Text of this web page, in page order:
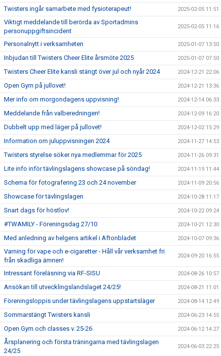
Twisters ingår samarbete med fysioterapeut! 2025-02-05 11:51
Viktigt meddelande till berörda av Sportadmins
personuppgiftsincident
2025-02-05 11:16
Personalnytt i verksamheten 2025-01-07 13:50
Inbjudan till Twisters Cheer Elite årsmöte 2025 2025-01-07 07:50
Twisters Cheer Elite kansli stängt över jul och nyår 2024 2024-12-21 22:06
Open Gym på jullovet! 2024-12-21 13:36
Mer info om morgondagens uppvisning! 2024-12-14 06:33
Meddelande från valberedningen! 2024-12-09 16:20
Dubbelt upp med läger på jullovet! 2024-12-02 15:29
Information om juluppvisningen 2024 2024-11-27 14:53
Twisters styrelse söker nya medlemmar för 2025 2024-11-26 09:31
Lite info inför tävlingslagens showcase på söndag! 2024-11-19 11:44
Schema för fotografering 23 och 24 november 2024-11-09 20:56
Showcase för tävlingslagen 2024-10-28 11:17
Snart dags för höstlov! 2024-10-22 09:24
#TWAMILY - Föreningsdag 27/10 2024-10-21 12:30
Med anledning av helgens artikel i Aftonbladet 2024-10-07 09:36
Varning för vape och e-cigaretter - Håll vår verksamhet fri
från skadliga ämnen!
2024-09-20 16:55
Intressant föreläsning via RF-SISU 2024-08-26 10:57
Ansökan till utvecklingslandslaget 24/25! 2024-08-21 11:01
Föreningsloppis under tävlingslagens uppstartsläger 2024-08-14 12:49
Sommarstängt Twisters kansli 2024-06-23 14:55
Open Gym och classes v. 25-26 2024-06-12 14:27
Årsplanering och första träningarna med tävlingslagen
24/25
2024-06-03 22:25